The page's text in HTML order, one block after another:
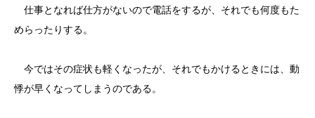
仕事となれば仕方がないので電話をするが、それでも何度もた
めらったりする。
今ではその症状も軽くなったが、それでもかけるときには、動
悸が早くなってしまうのである。